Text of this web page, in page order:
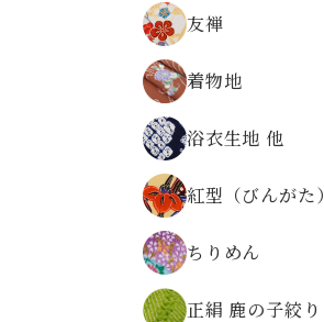
その他の文様
無金の金襴
無地系金襴
その他の文様
広幅金襴
正絹金襴
金襴の色から選ぶ
友禅
合繊友禅
正絹友禅
合繊友禅 パネル柄
友禅
着物地
浴衣生地 他
紅型（びんがた）
ちりめん
レーヨンちりめん
ポリエステルちりめん
正絹 鹿の子絞り